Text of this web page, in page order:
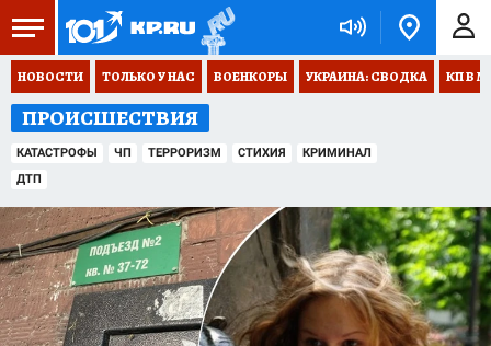
НОВОСТИ ТОЛЬКО У НАС ВОЕНКОРЫ УКРАИНА: СВОДКА КП В
ПРОИСШЕСТВИЯ
КАТАСТРОФЫ ЧП ТЕРРОРИЗМ СТИХИЯ
КРИМИНАЛ
ДТП